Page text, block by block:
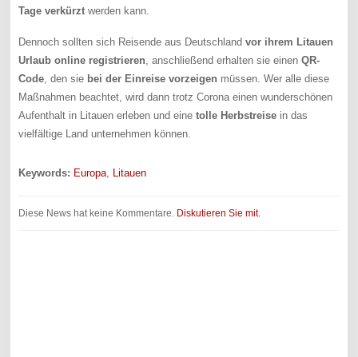
Tage verkürzt werden kann.
Dennoch sollten sich Reisende aus Deutschlandvor ihrem Litauen
Urlaub online registrieren, anschließend erhalten sie einenQR-
Code, den sie bei der Einreise vorzeigen müssen. Wer alle diese
Maßnahmen beachtet, wird dann trotz Corona einen wunderschönen
Aufenthalt in Litauen erleben und einetolle Herbstreise in das
vielfältige Land unternehmen können.
Keywords: Europa, Litauen
Diese News hat keine Kommentare. Diskutieren Sie mit.